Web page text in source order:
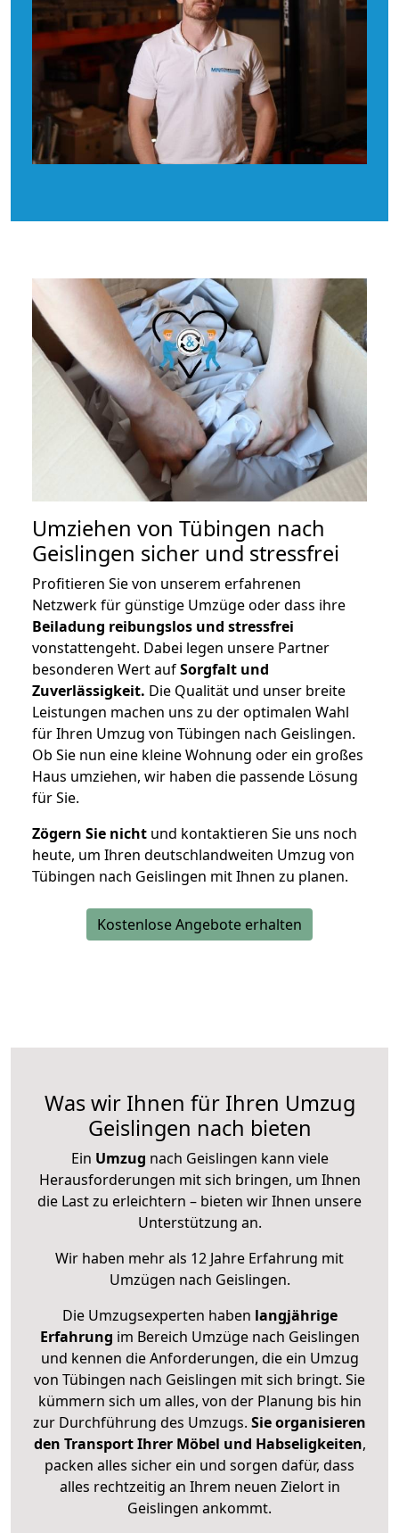
Umziehen von Tübingen nach
Geislingen sicher und stressfrei
Profitieren Sie von unserem erfahrenen
Netzwerk für günstige Umzüge oder dass ihre
Beiladung reibungslos und stressfrei
vonstattengeht. Dabei legen unsere Partner
besonderen Wert aufSorgfalt und
Zuverlässigkeit. Die Qualität und unser breite
Leistungen machen uns zu der optimalen Wahl
für Ihren Umzug von Tübingen nach Geislingen.
Ob Sie nun eine kleine Wohnung oder ein großes
Haus umziehen, wir haben die passende Lösung
für Sie.
Zögern Sie nicht und kontaktieren Sie uns noch
heute, um Ihren deutschlandweiten Umzug von
Tübingen nach Geislingen mit Ihnen zu planen.
Kostenlose Angebote erhalten
Was wir Ihnen für Ihren Umzug
Geislingen nach bieten
Ein Umzug nach Geislingen kann viele
Herausforderungen mit sich bringen, um Ihnen
die Last zu erleichtern – bieten wir Ihnen unsere
Unterstützung an.
Wir haben mehr als 12 Jahre Erfahrung mit
Umzügen nach Geislingen.
Die Umzugsexperten haben langjährige
Erfahrung im Bereich Umzüge nach Geislingen
und kennen die Anforderungen, die ein Umzug
von Tübingen nach Geislingen mit sich bringt. Sie
kümmern sich um alles, von der Planung bis hin
zur Durchführung des Umzugs. Sie organisieren
den Transport Ihrer Möbel und Habseligkeiten,
packen alles sicher ein und sorgen dafür, dass
alles rechtzeitig an Ihrem neuen Zielort in
Geislingen ankommt.